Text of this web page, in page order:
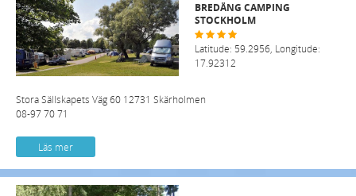
BREDÄNG CAMPING
STOCKHOLM
Latitude: 59.2956, Longitude:
17.92312
Stora Sällskapets Väg 60 12731 Skärholmen
08-97 70 71
Läs mer